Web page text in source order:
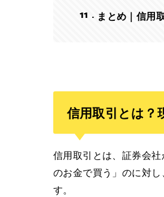
11 まとめ｜信用
信用取引とは？
信用取引とは、証券会
のお金で買う」のに対
す。